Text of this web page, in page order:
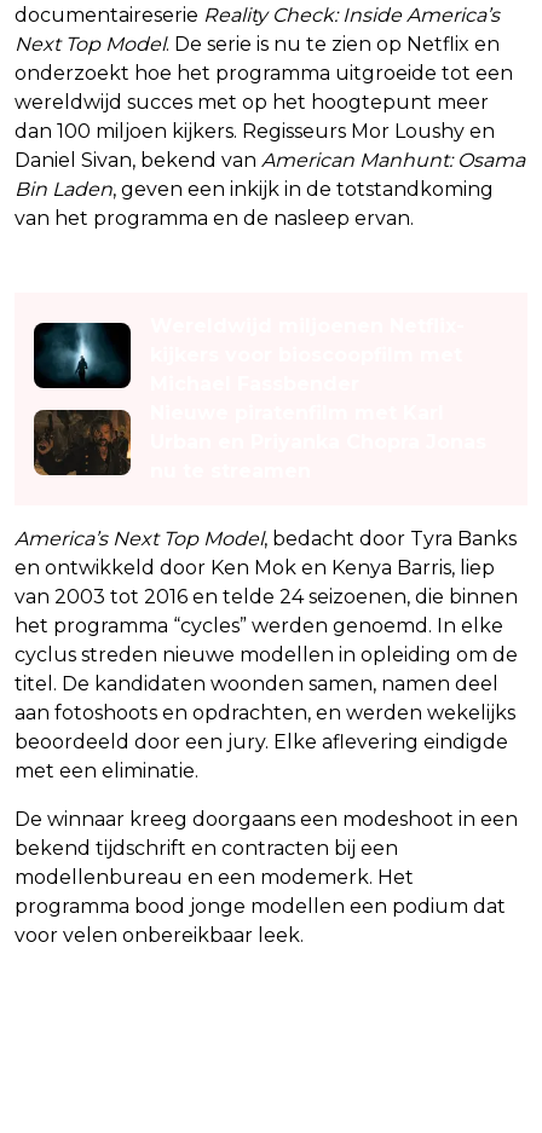
documentaireserie Reality Check: Inside America’s
Next Top Model. De serie is nu te zien op Netflix en
onderzoekt hoe het programma uitgroeide tot een
wereldwijd succes met op het hoogtepunt meer
dan 100 miljoen kijkers. Regisseurs Mor Loushy en
Daniel Sivan, bekend van American Manhunt: Osama
Bin Laden, geven een inkijk in de totstandkoming
van het programma en de nasleep ervan.
America’s Next Top Model, bedacht door Tyra Banks
en ontwikkeld door Ken Mok en Kenya Barris, liep
van 2003 tot 2016 en telde 24 seizoenen, die binnen
het programma “cycles” werden genoemd. In elke
cyclus streden nieuwe modellen in opleiding om de
titel. De kandidaten woonden samen, namen deel
aan fotoshoots en opdrachten, en werden wekelijks
beoordeeld door een jury. Elke aflevering eindigde
met een eliminatie.
De winnaar kreeg doorgaans een modeshoot in een
bekend tijdschrift en contracten bij een
modellenbureau en een modemerk. Het
programma bood jonge modellen een podium dat
voor velen onbereikbaar leek.